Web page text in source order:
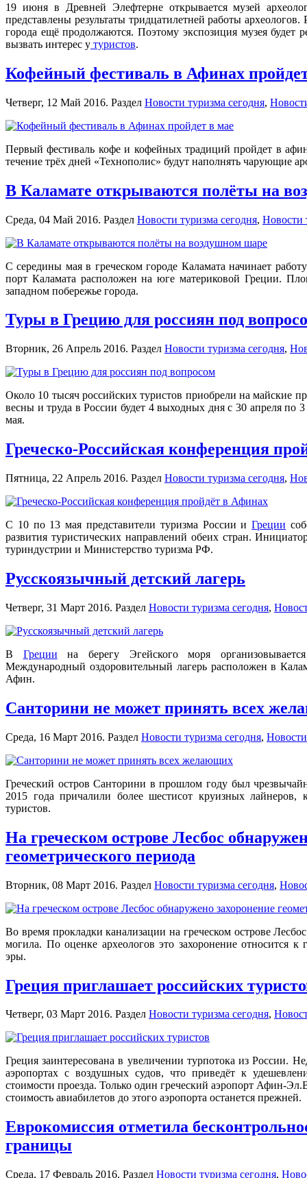
19 июня в Древней Элефтерне открывается музей
представлены результаты тридцатилетней работы
города ещё продолжаются. Поэтому экспозиция музея будет
вызвать интерес у туристов.
Кофейный фестиваль в Афинах
Четверг, 12 Май 2016. Раздел Новости туризма сегодня,
Первый фестиваль кофе и кофейных традиций пройдет в
течение трёх дней «Технополис» будут наполнять чарующие
В Каламате открываются полёты на
Среда, 04 Май 2016. Раздел Новости туризма сегодня, Новости
С середины мая в греческом городе Каламата начинает
порт Каламата расположен на юге материковой Греции.
западном побережье города.
Туры в Грецию для россиян под
Вторник, 26 Апрель 2016. Раздел Новости туризма сегодня,
Около 10 тысяч российских туристов приобрели на майские
весны и труда в России будет 4 выходных дня с 30 апреля по
мая.
Греческо-Российская конференция
Пятница, 22 Апрель 2016. Раздел Новости туризма сегодня,
С 10 по 13 мая представители туризма России иГреции
развития туристических направлений обеих стран.
туриндустрии и Министерство туризма РФ.
Русскоязычный детский лагерь
Четверг, 31 Март 2016. Раздел Новости туризма сегодня,
В Греции на берегу Эгейского моря
Международный оздоровительный лагерь расположен в
Афин.
Санторини не может принять всех
Среда, 16 Март 2016. Раздел Новости туризма сегодня,
Греческий остров Санторини в прошлом году был
2015 года причалили более шестисот круизных
туристов.
На греческом острове Лесбос
геометрического периода
Вторник, 08 Март 2016. Раздел Новости туризма сегодня,
Во время прокладки канализации на греческом острове
могила. По оценке археологов это захоронение относится к
эры.
Греция приглашает российских
Четверг, 03 Март 2016. Раздел Новости туризма сегодня,
Греция заинтересована в увеличении турпотока из России.
аэропортах с воздушных судов, что приведёт к
стоимости проезда. Только один греческий аэропорт Афин-
стоимость авиабилетов до этого аэропорта останется прежней.
Еврокомиссия отметила
границы
Среда, 17 Февраль 2016. Раздел Новости туризма сегодня,